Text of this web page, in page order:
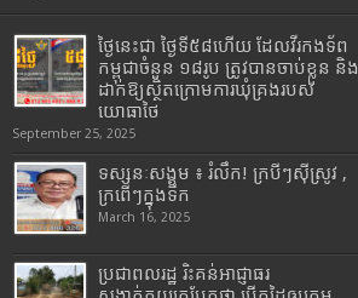
ថ្ងៃនេះជា ថ្ងៃទី៥៨ហើយ ដែលវីរកងទ័ព
កម្ពុជាចំនួន ១៨រូប ត្រូវបានចាប់ខ្លួន និង
ដាក់ឱ្យស្ថិតក្រោមការឃុំគ្រងរបស់
យោធាថៃ
September 25, 2025
ទស្សនៈសង្គម ៖ រំលឹក! ក្របីៗស៊ីស្រូវ ,
ក្រពើៗក្នុងទឹក
March 16, 2025
ប្រជាពលរដ្ឋ រិះគន់អាជ្ញាធរ